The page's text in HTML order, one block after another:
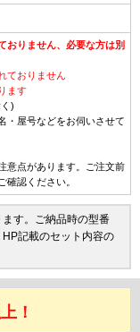
おりません、必要な方は別
ておりません
ます
)
・屋号などをお伺いさせて
意点があります。ご注文前
確認ください。
す。ご納品時の型番
記載のセット内容の
！